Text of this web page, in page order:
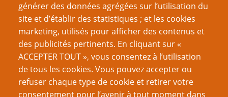
générer des données agrégées sur l’utilisation du
site et d’établir des statistiques ; et les cookies
marketing, utilisés pour afficher des contenus et
des publicités pertinents. En cliquant sur «
ACCEPTER TOUT », vous consentez à l’utilisation
de tous les cookies. Vous pouvez accepter ou
refuser chaque type de cookie et retirer votre
consentement pour l’avenir à tout moment dans
Pagination
Page
précédente
‹‹ 5
Page
suivante
››
VOUS AIMEREZ AUSSI
Être un meilleur joueur
Le problème général de l’Indexicalité dans la création